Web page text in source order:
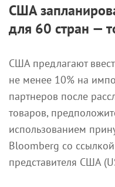
США
для 60 стран —
США предлагают
не менее 10% на
партнеров после
товаров,
использованием
Bloomberg со
представителя США